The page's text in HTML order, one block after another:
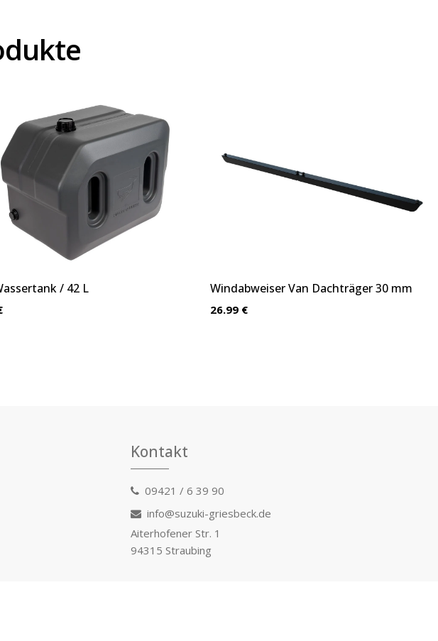
/ 42 L Windabweiser Van Dachträger 30 mm
26.99 €
Kontakt
09421 / 6 39 90
info@suzuki-griesbeck.de
Aiterhofener Str. 1
94315 Straubing